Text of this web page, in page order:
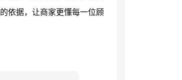
依据，让商家更懂每一位顾